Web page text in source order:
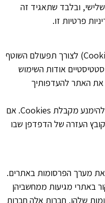
ובלבד שתאגיד זה
פרטיות זו.
אתר החברה משתמש ב"עוגיות" (Cookies) לצורך תפעולם השוטף
אודות השימוש
האתר להעדפותיך
דפדפנים מודרניים כוללים אפשרות להימנע מקבלת Cookies. אם
העזרה של הדפדפן שבו
מערך הפרסומות באתרים.
באתרי מגיעות ממחשביהן
שלהן, חברות אלה חברות